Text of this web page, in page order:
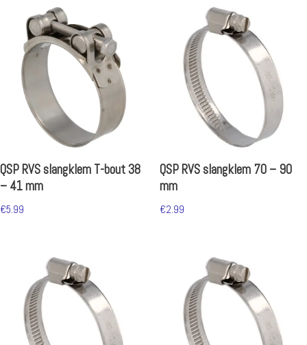
QSP RVS slangklem T-bout 38
– 41 mm
€5.99
QSP RVS slangklem 70 – 90
mm
€2.99